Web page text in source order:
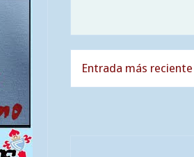
Entrada más reciente